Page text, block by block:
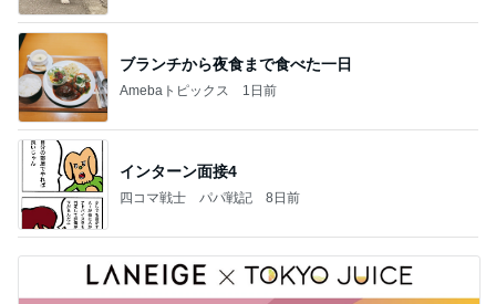
ブランチから夜食まで食べた一日
Amebaトピックス 1日前
インターン面接4
四コマ戦士 パパ戦記 8日前